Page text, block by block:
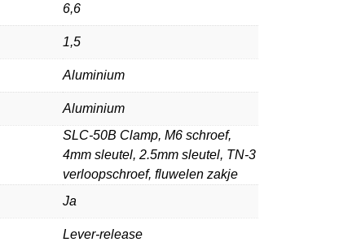
6,6
1,5
Aluminium
Aluminium
SLC-50B Clamp, M6 schroef,
4mm sleutel, 2.5mm sleutel, TN-3
verloopschroef, fluwelen zakje
Ja
Lever-release